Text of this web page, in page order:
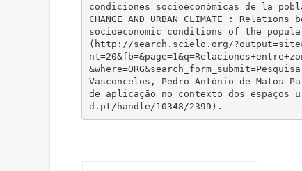
condiciones socioeconómicas de la
CHANGE AND URBAN CLIMATE :
socioeconomic conditions of the
(http://search.scielo.org/
Vasconcelos, Pedro António de Matos
de aplicação no contexto dos